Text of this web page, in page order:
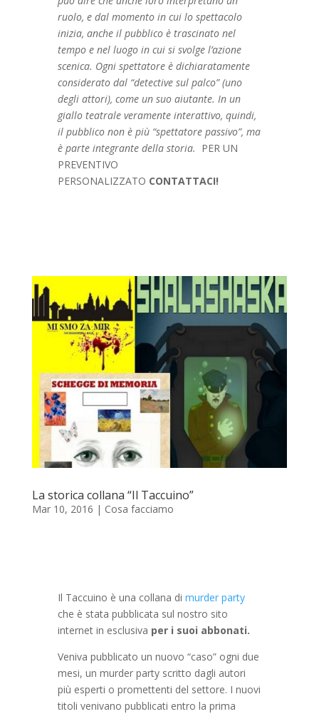
ruolo, e dal momento in cui lo spettacolo
inizia, anche il pubblico è trascinato nel
tempo e nel luogo in cui si svolge l’azione
scenica. Ogni spettatore è dichiaratamente
considerato dal “detective sul palco” (uno
degli attori), come un suo aiutante. In un
giallo teatrale veramente interattivo, quindi,
il pubblico non è più “spettatore passivo”, ma
è parte integrante della storia. PER UN
PREVENTIVO
PERSONALIZZATO CONTATTACI!
La storica collana “Il Taccuino”
Mar 10, 2016 | Cosa facciamo
Il Taccuino è una collana di murder party
che è stata pubblicata sul nostro sito
internet in esclusiva per i suoi abbonati.
Veniva pubblicato un nuovo “caso” ogni due
mesi, un murder party scritto dagli autori
più esperti o promettenti del settore. I nuovi
titoli venivano pubblicati entro la prima